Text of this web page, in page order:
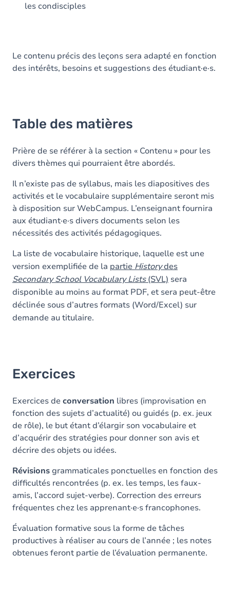
les condisciples
Le contenu précis des leçons sera adapté en fonction
des intérêts, besoins et suggestions des étudiant·e·s.
Table des matières
Prière de se référer à la section « Contenu » pour les
divers thèmes qui pourraient être abordés.
Il n’existe pas de syllabus, mais les diapositives des
activités et le vocabulaire supplémentaire seront mis
à disposition sur WebCampus. L’enseignant fournira
aux étudiant·e·s divers documents selon les
nécessités des activités pédagogiques.
La liste de vocabulaire historique, laquelle est une
version exemplifiée de la partie Historydes
Secondary School Vocabulary Lists(SVL) sera
disponible au moins au format PDF, et sera peut-être
déclinée sous d’autres formats (Word/Excel) sur
demande au titulaire.
Exercices
Exercices deconversation libres (improvisation en
fonction des sujets d’actualité) ou guidés (p. ex. jeux
de rôle), le but étant d’élargir son vocabulaire et
d’acquérir des stratégies pour donner son avis et
décrire des objets ou idées.
Révisionsgrammaticales ponctuelles en fonction des
difficultés rencontrées (p. ex. les temps, les faux-
amis, l’accord sujet-verbe). Correction des erreurs
fréquentes chez les apprenant·e·s francophones.
Évaluation formative sous la forme de tâches
productives à réaliser au cours de l’année ; les notes
obtenues feront partie de l’évaluation permanente.